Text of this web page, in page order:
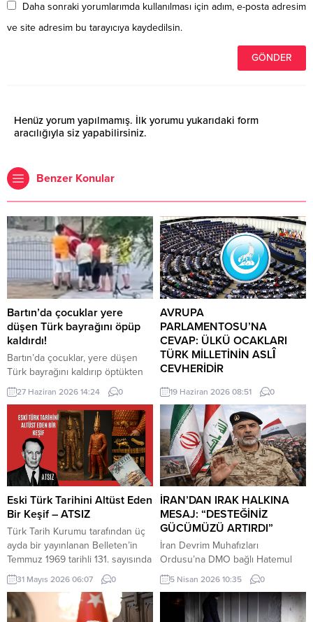
Daha sonraki yorumlarımda kullanılması için adım, e-posta adresim
ve site adresim bu tarayıcıya kaydedilsin.
Henüz yorum yapılmamış. İlk yorumu yukarıdaki form
aracılığıyla siz yapabilirsiniz.
Benzer Konular
Bartın’da çocuklar yere
düşen Türk bayrağını öpüp
kaldırdı!
Bartın’da çocuklar, yere düşen
Türk bayrağını kaldırıp öptükten
sonra gelen itfaiye ekiplerinin de
yardımıyla göndere çekti. O anlar
cep telefonu kamerası tarafından
kaydedildi. Yerden kaldırıp öptüler
Kemerköprü Mahallesi’nde dün
akşam saatlerinde Cumhuriyet
Parkı içerisindeki direkte bulunan
Türk bayrağı rüzgar nedeniyle
ipinin kopmasıyla yere düştü. Bu
sırada parkta oynayan çocuklar
yere...
27 Haziran 2026 14:24 0
AVRUPA
PARLAMENTOSU’NA
CEVAP: ÜLKÜ OCAKLARI
TÜRK MİLLETİNİN ASLÎ
CEVHERİDİR
MHP milletvekili Prof. Dr. İlyas
Topsakal AB parlamentosuna
cevap verdi: Avrupa
Parlamentosu tarafından 17
Haziran 2026 tarihinde kabul
edilen Türkiye Raporu, teknik bir
ilerleme belgesi olmaktan ziyade,
Türkiye-AB ilişkilerinin gerilimli fay
hatlarını derinleştiren ve
Ankara’nın stratejik özerkliğini
hedef alan bir siyasi pozisyon
belgesi niteliğindedir. Raporun
içeriği, Türkiye’nin iç siyasi
19 Haziran 2026 08:51 0
Eski Türk Tarihini Altüst Eden
Bir Keşif – ATSIZ
Türk Tarih Kurumu tarafından üç
ayda bir yayınlanan Belleten’in
Temmuz 1969 tarihli 131. sayısında
(427. sayfada) «Milâttan Önce IV.
Yüzyıla Ait Türkçe Yazıtlar
Bulundu» başlıklı kısa bir haber
vardı. Tass Ajansı’nın Alma Ata
31 Mayıs 2026 06:07 0
İRAN’DAN IRAK HALKINA
MESAJ: “DESTEĞİNİZ
GÜCÜMÜZÜ ARTIRDI”
İran Devrim Muhafızları
Ordusu’na DMO bağlı Hatemul
Enbiya Merkez Karargahı
Sözcüsü İbrahim Zülfikari,
Hürmüz Boğazı üzerinden
uygulanan kısıtlamalara ilişkin
5 Nisan 2026 10:35 0